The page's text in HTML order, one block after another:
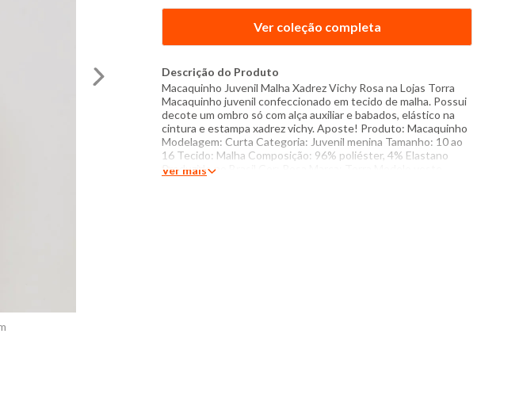
Ver coleção completa
Descrição do Produto
Macaquinho Juvenil Malha Xadrez Vichy Rosa na Lojas Torra
Macaquinho juvenil confeccionado em tecido de malha. Possui
decote um ombro só com alça auxiliar e babados, elástico na
cintura e estampa xadrez vichy. Aposte! Produto: Macaquinho
Modelagem: Curta Categoria: Juvenil menina Tamanho: 10 ao
16 Tecido: Malha Composição: 96% poliéster, 4% Elastano
Produzido no Brasil Cor: Rosa Marca: Torra Modelo veste
Ver mais